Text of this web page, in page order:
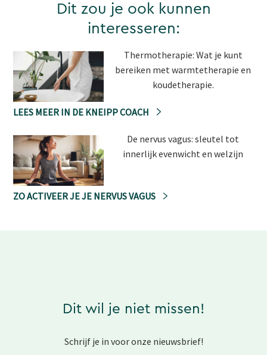
Dit zou je ook kunnen
interesseren:
Thermotherapie: Wat je kunt
bereiken met warmtetherapie en
koudetherapie.
LEES MEER IN DE KNEIPP COACH
De nervus vagus: sleutel tot
innerlijk evenwicht en welzijn
ZO ACTIVEER JE JE NERVUS VAGUS
Dit wil je niet missen!
Schrijf je in voor onze nieuwsbrief!